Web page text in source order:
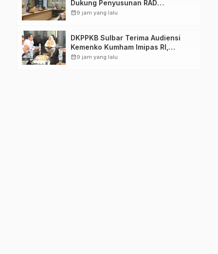
Dukung Penyusunan RAD
TPB/SDGs Sulawesi Barat
calendar_month9 jam yang lalu
DKPPKB Sulbar Terima Audiensi
Kemenko Kumham Imipas RI,
Perkuat Pelayanan Kesehatan bagi
calendar_month9 jam yang lalu